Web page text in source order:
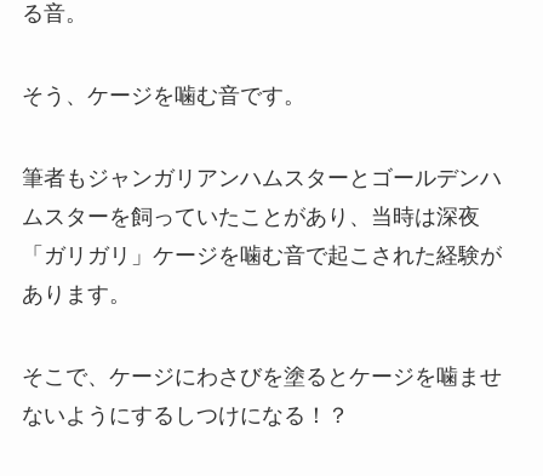
る音。
そう、ケージを噛む音です。
筆者もジャンガリアンハムスターとゴールデンハ
ムスターを飼っていたことがあり、当時は深夜
「ガリガリ」ケージを噛む音で起こされた経験が
あります。
そこで、ケージにわさびを塗るとケージを噛ませ
ないようにするしつけになる！？